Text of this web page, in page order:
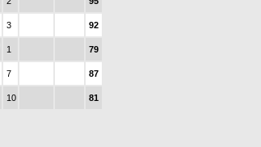
3 92
1 79
7 87
10 81